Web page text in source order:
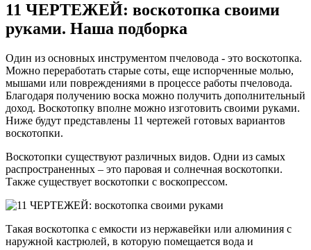
11 ЧЕРТЕЖЕЙ: воскотопка своими
руками. Наша подборка
Один из основных инструментом пчеловода - это воскотопка.
Можно переработать старые соты, еще испорченные молью,
мышами или повреждениями в процессе работы пчеловода.
Благодаря получению воска можно получить дополнительный
доход. Воскотопку вполне можно изготовить своими руками.
Ниже будут представлены 11 чертежей готовых вариантов
воскотопки.
Воскотопки существуют различных видов. Одни из самых
распространенных – это паровая и солнечная воскотопки.
Также существует воскотопки с воскопрессом.
Такая воскотопка с емкости из нержавейки или алюминия с
наружной кастрюлей, в которую помещается вода и